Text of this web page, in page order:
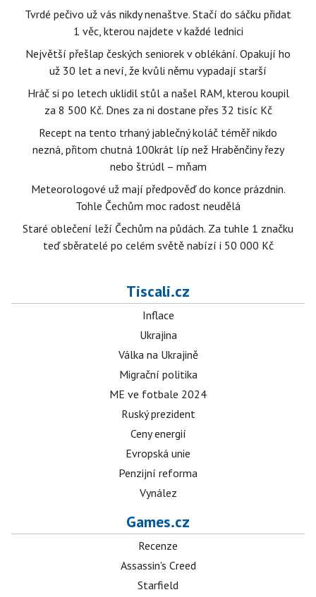
Tvrdé pečivo už vás nikdy nenaštve. Stačí do sáčku přidat
1 věc, kterou najdete v každé lednici
Největší přešlap českých seniorek v oblékání. Opakují ho
už 30 let a neví, že kvůli němu vypadají starší
Hráč si po letech uklidil stůl a našel RAM, kterou koupil
za 8 500 Kč. Dnes za ni dostane přes 32 tisíc Kč
Recept na tento trhaný jablečný koláč téměř nikdo
nezná, přitom chutná 100krát líp než Hraběnčiny řezy
nebo štrúdl – mňam
Meteorologové už mají předpověď do konce prázdnin.
Tohle Čechům moc radost neudělá
Staré oblečení leží Čechům na půdách. Za tuhle 1 značku
teď sběratelé po celém světě nabízí i 50 000 Kč
Tiscali.cz
Inflace
Ukrajina
Válka na Ukrajině
Migrační politika
ME ve fotbale 2024
Ruský prezident
Ceny energií
Evropská unie
Penzijní reforma
Vynález
Games.cz
Recenze
Assassin's Creed
Starfield